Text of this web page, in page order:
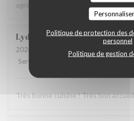
Personnaliser
Politique de protection des
personnel
Politique de gestion
agréable moment en terrasse.
Lydia
2026-08-06
- 12:15 - Couverts 3
Service
Très bonne cuisine ! Très bon